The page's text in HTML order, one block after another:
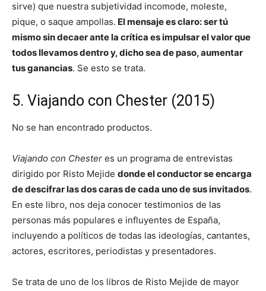
sirve) que nuestra subjetividad incomode, moleste,
pique, o saque ampollas. El mensaje es claro: ser tú
mismo sin decaer ante la crítica es impulsar el valor que
todos llevamos dentro y, dicho sea de paso, aumentar
tus ganancias. Se esto se trata.
5. Viajando con Chester (2015)
No se han encontrado productos.
Viajando con Chester es un programa de entrevistas
dirigido por Risto Mejide donde el conductor se encarga
de descifrar las dos caras de cada uno de sus invitados.
En este libro, nos deja conocer testimo­nios de las
personas más populares e influyentes de España,
incluyendo a políticos de todas las ideologías, can­tantes,
actores, escritores, periodistas y presentadores.
Se trata de uno de los libros de Risto Mejide de mayor